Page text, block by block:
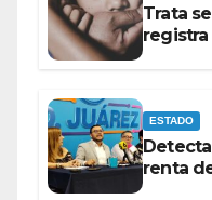
Trata
registra
ESTADO
renta